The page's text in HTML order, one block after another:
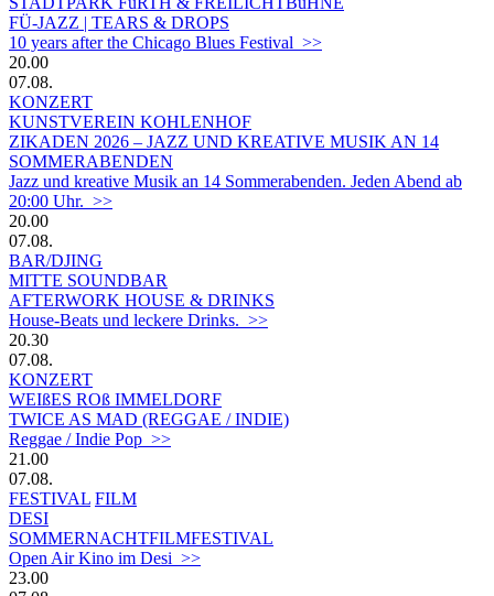
FÜ-JAZZ | TEARS & DROPS
10 years after the Chicago Blues Festival >>
20.00
07.08.
KONZERT
KUNSTVEREIN KOHLENHOF
ZIKADEN 2026 – JAZZ UND KREATIVE MUSIK AN 14
SOMMERABENDEN
Jazz und kreative Musik an 14 Sommerabenden. Jeden Abend ab
20:00 Uhr. >>
20.00
07.08.
BAR/DJING
MITTE SOUNDBAR
AFTERWORK HOUSE & DRINKS
House-Beats und leckere Drinks. >>
20.30
07.08.
KONZERT
WEIßES ROß IMMELDORF
TWICE AS MAD (REGGAE / INDIE)
Reggae / Indie Pop >>
21.00
07.08.
FESTIVAL FILM
DESI
SOMMERNACHTFILMFESTIVAL
Open Air Kino im Desi >>
23.00